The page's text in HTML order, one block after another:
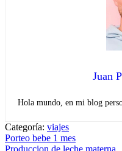
Juan
Hola mundo, en mi blog
Categoría: viajes
Navegación
Entrada
anterior:
Porteo bebe 1 mes
Entrada